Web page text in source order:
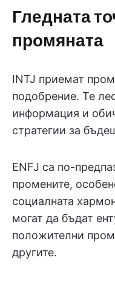
Гледната
промяната
INTJ приемат
подобрение. Те
информация и
стратегии за
ENFJ са по-
промените,
социалната
могат да бъдат
положителни
другите.